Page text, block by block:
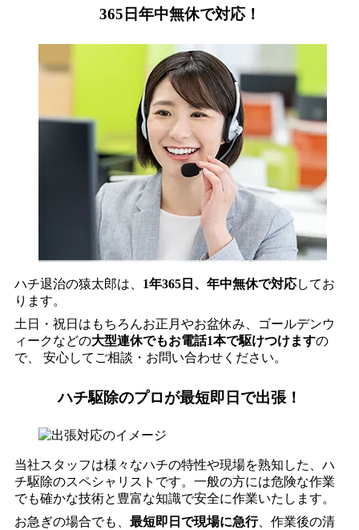
365日年中無休で対応！
ハチ退治の猿太郎は、 1年365日、年中無休で対応してお
ります。
土日・祝日はもちろんお正月やお盆休み、ゴールデンウ
ィークなどの大型連休でもお電話1本で駆けつけますの
で、 安心してご相談・お問い合わせください。
ハチ駆除のプロが最短即日で出張！
当社スタッフは様々なハチの特性や現場を熟知した、ハ
チ駆除のスペシャリストです。一般の方には危険な作業
でも確かな技術と豊富な知識で安全に作業いたします。
お急ぎの場合でも、 最短即日で現場に急行、作業後の清